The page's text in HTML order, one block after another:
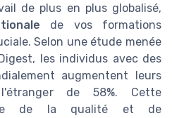
de plus en plus globalisé,
de vos formations
Selon une étude menée
les individus avec des
augmentent leurs
de 58%. Cette
de la qualité et de